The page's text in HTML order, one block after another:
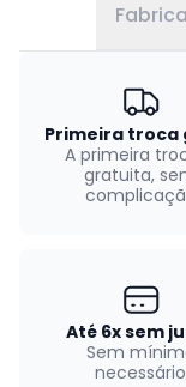
Primeira troca
A primeira
gratuita,
Até 6x sem
Sem
necessário